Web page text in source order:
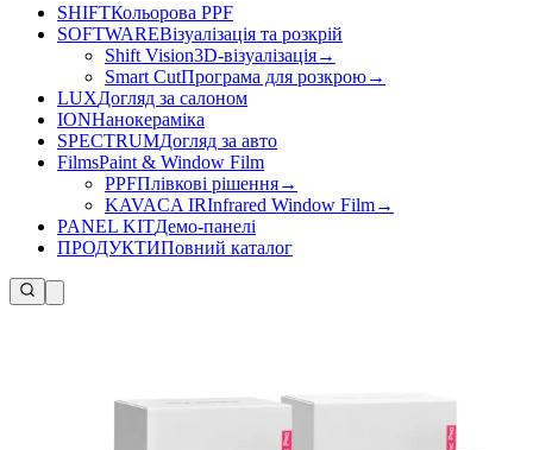
SHIFTКольорова PPF
SOFTWAREВізуалізація та розкрій
Shift Vision3D-візуалізація→
Smart CutПрограма для розкрою→
LUXДогляд за салоном
IONНанокераміка
SPECTRUMДогляд за авто
FilmsPaint & Window Film
PPFПлівкові рішення→
KAVACA IRInfrared Window Film→
PANEL KITДемо-панелі
ПРОДУКТИПовний каталог